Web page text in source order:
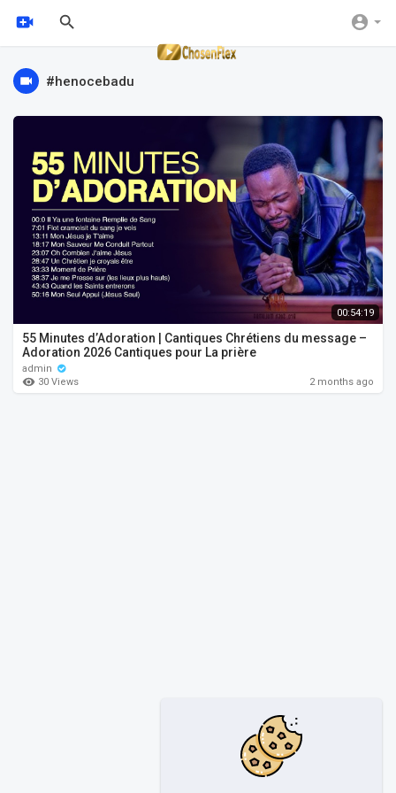
#henocebadu
00:54:19
55 Minutes d’Adoration | Cantiques Chrétiens du message –
Adoration 2026 Cantiques pour La prière
admin
30 Views
2 months ago